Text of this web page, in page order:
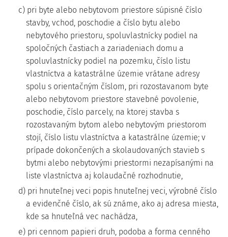
c) pri byte alebo nebytovom priestore súpisné číslo
stavby, vchod, poschodie a číslo bytu alebo
nebytového priestoru, spoluvlastnícky podiel na
spoločných častiach a zariadeniach domu a
spoluvlastnícky podiel na pozemku, číslo listu
vlastníctva a katastrálne územie vrátane adresy
spolu s orientačným číslom, pri rozostavanom byte
alebo nebytovom priestore stavebné povolenie,
poschodie, číslo parcely, na ktorej stavba s
rozostavaným bytom alebo nebytovým priestorom
stojí, číslo listu vlastníctva a katastrálne územie; v
prípade dokončených a skolaudovaných stavieb s
bytmi alebo nebytovými priestormi nezapísanými na
liste vlastníctva aj kolaudačné rozhodnutie,
d) pri hnuteľnej veci popis hnuteľnej veci, výrobné číslo
a evidenčné číslo, ak sú známe, ako aj adresa miesta,
kde sa hnuteľná vec nachádza,
e) pri cennom papieri druh, podoba a forma cenného